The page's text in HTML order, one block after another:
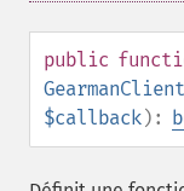
public
$callback):